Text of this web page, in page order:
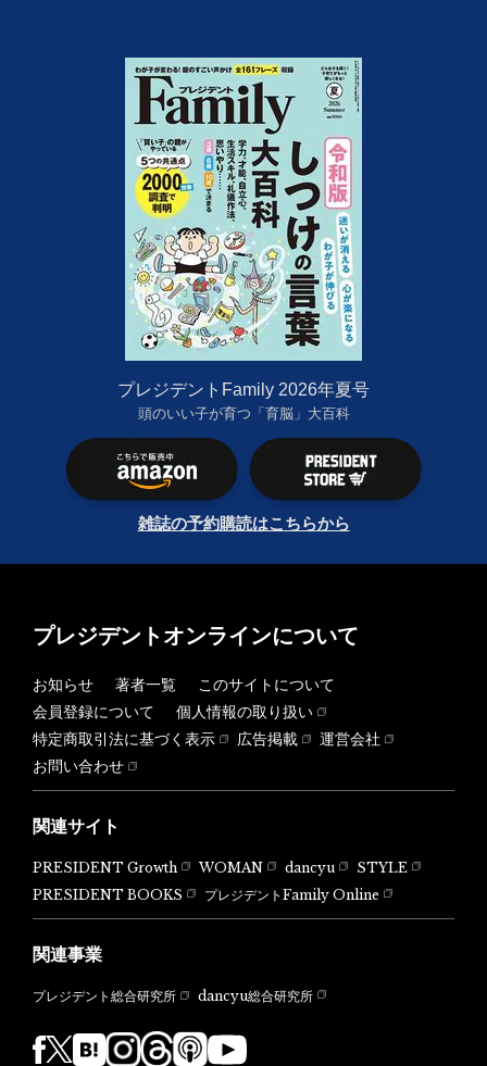
プレジデントFamily 2026年夏号
頭のいい子が育つ「育脳」大百科
雑誌の予約購読はこちらから
プレジデントオンラインについて
お知らせ 著者一覧
このサイトについて
会員登録について
個人情報の取り扱い
特定商取引法に基づく表示
広告掲載
運営会社
お問い合わせ
関連サイト
PRESIDENT Growth WOMAN dancyu
STYLE
PRESIDENT BOOKS
プレジデントFamily Online
関連事業
プレジデント総合研究所 dancyu総合研究所